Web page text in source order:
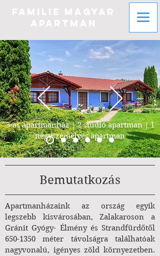
FAMILIE MAGYAR
APARTMAN
3-as apartmanház | 2 stúdió apartman | 1
négyszemélyes apartman
Bemutatkozás
Apartmanházaink az ország egyik
legszebb kisvárosában, Zalakaroson a
Gránit Gyógy- Élmény és Strandfürdőtől
650-1350 méter távolságra találhatóak
nagyvonalú, igényes zöld környezetben.